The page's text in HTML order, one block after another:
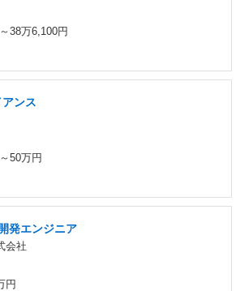
38万6,100円
ンス
50万円
発エンジニア
会社
円